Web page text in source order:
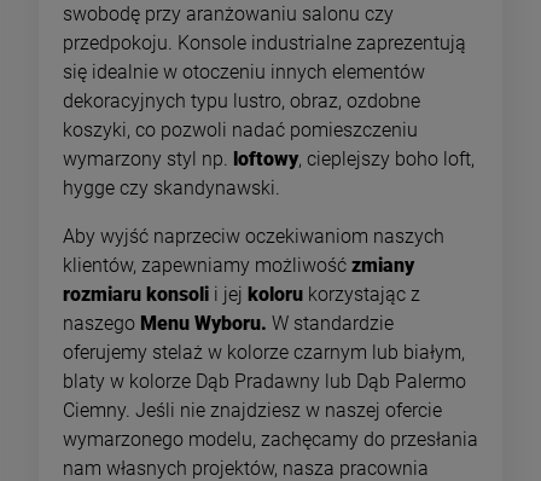
swobodę przy aranżowaniu salonu czy
przedpokoju. Konsole industrialne zaprezentują
się idealnie w otoczeniu innych elementów
dekoracyjnych typu lustro, obraz, ozdobne
koszyki, co pozwoli nadać pomieszczeniu
wymarzony styl np. loftowy, cieplejszy boho loft,
hygge czy skandynawski.
Aby wyjść naprzeciw oczekiwaniom naszych
klientów, zapewniamy możliwość zmiany
rozmiaru konsoli i jej koloru korzystając z
naszego Menu Wyboru. W standardzie
oferujemy stelaż w kolorze czarnym lub białym,
blaty w kolorze Dąb Pradawny lub Dąb Palermo
Ciemny. Jeśli nie znajdziesz w naszej ofercie
wymarzonego modelu, zachęcamy do przesłania
nam własnych projektów, nasza pracownia